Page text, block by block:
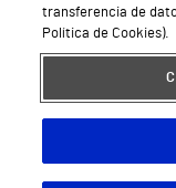
Política de
Aviso Legal Política de
transferencia de
Política de Cookies).